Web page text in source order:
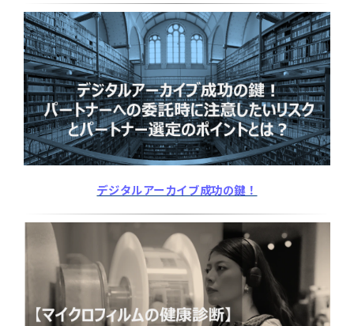
デジタルアーカイブ成功の鍵！